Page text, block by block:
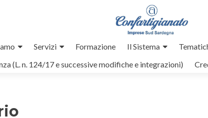
Servizi Formazione Il Sistema
(L. n. 124/17 e successive modifiche e integrazioni)